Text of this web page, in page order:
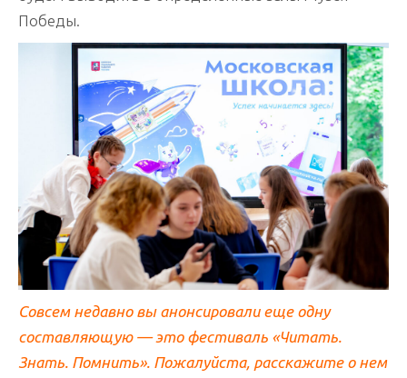
Победы.
Совсем недавно вы анонсировали еще одну
составляющую — это фестиваль «Читать.
Знать. Помнить». Пожалуйста, расскажите о нем